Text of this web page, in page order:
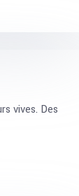
vives. Des